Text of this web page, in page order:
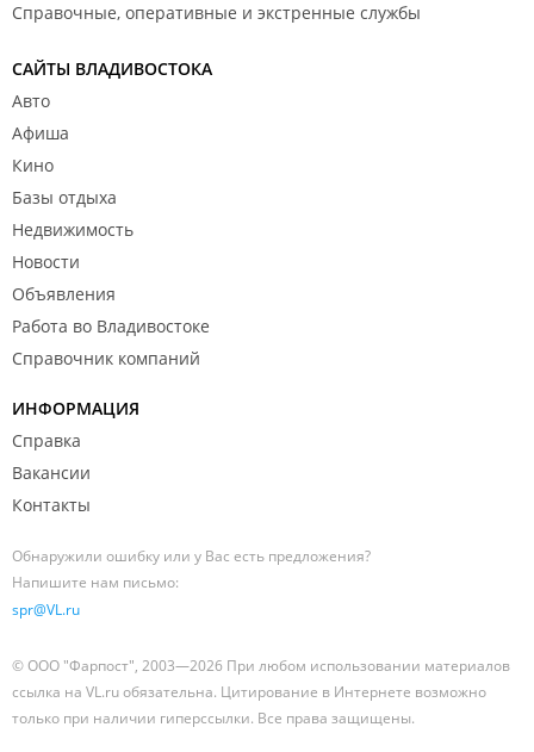
Справочные, оперативные и экстренные службы
САЙТЫ ВЛАДИВОСТОКА
Авто
Афиша
Кино
Базы отдыха
Недвижимость
Новости
Объявления
Работа во Владивостоке
Справочник компаний
ИНФОРМАЦИЯ
Справка
Вакансии
Контакты
Обнаружили ошибку или у Вас есть предложения?
Напишите нам письмо:
spr@VL.ru
© ООО "Фарпост", 2003—2026 При любом использовании материалов
ссылка на VL.ru обязательна. Цитирование в Интернете возможно
только при наличии гиперссылки. Все права защищены.